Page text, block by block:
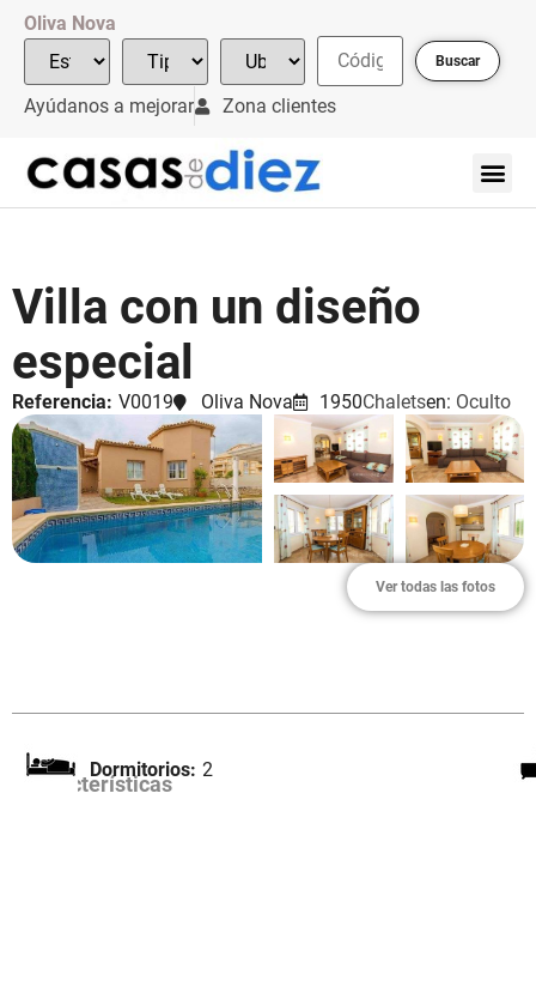
Oliva Nova
Buscar
Ayúdanos a mejorar Zona clientes
Villa con un diseño
especial
Referencia: V0019 Oliva Nova 1950Chaletsen: Oculto
Ver todas las fotos
Características
Dormitorios: 2